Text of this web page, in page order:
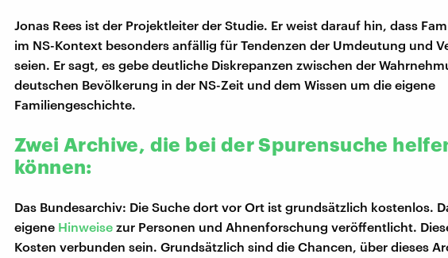
Jonas Rees ist der Projektleiter der Studie. Er weist darauf hin, dass
im NS-Kontext besonders anfällig für Tendenzen der Umdeutung und
seien. Er sagt, es gebe deutliche Diskrepanzen zwischen der
deutschen Bevölkerung in der NS-Zeit und dem Wissen um die eigene
Familiengeschichte.
Zwei Archive, die bei der Spurensuche
können:
Das Bundesarchiv: Die Suche dort vor Ort ist grundsätzlich kostenlos.
eigene Hinweise zur Personen und Ahnenforschung veröffentlicht.
Kosten verbunden sein. Grundsätzlich sind die Chancen, über dieses